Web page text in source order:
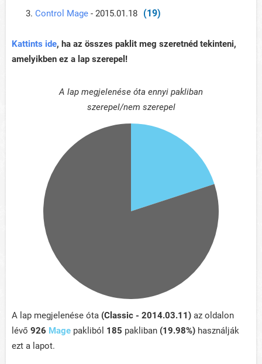
Control Mage - 2015.01.18 (19)
Kattints ide, ha az összes paklit meg szeretnéd tekinteni,
amelyikben ez a lap szerepel!
A lap megjelenése óta ennyi pakliban
szerepel/nem szerepel
A lap megjelenése óta (Classic - 2014.03.11) az oldalon
lévő 926 Mage pakliból 185 pakliban (19.98%) használják
ezt a lapot.